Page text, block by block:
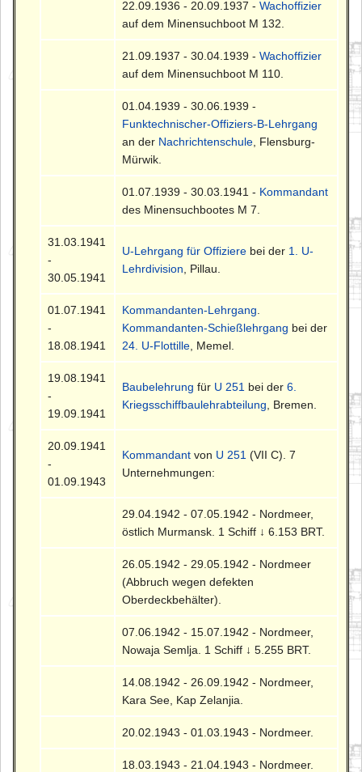
22.09.1936 - 20.09.1937 -Wachoffizier
auf dem Minensuchboot M 132.
21.09.1937 - 30.04.1939 -Wachoffizier
auf dem Minensuchboot M 110.
01.04.1939 - 30.06.1939 -
Funktechnischer-Offiziers-B-Lehrgang
an der Nachrichtenschule , Flensburg-
Mürwik.
01.07.1939 - 30.03.1941 - Kommandant
des Minensuchbootes M 7.
31.03.1941
-
30.05.1941
U-Lehrgang für Offiziere bei der 1. U-
Lehrdivision , Pillau.
01.07.1941
-
18.08.1941
Kommandanten-Lehrgang
Kommandanten-Schießlehrgang bei der
24. U-Flottille , Memel.
19.08.1941
-
19.09.1941
Baubelehrung für U 251 bei der6.
Kriegsschiffbaulehrabteilung , Bremen.
20.09.1941
-
01.09.1943
Kommandant von U 251 (VII C). 7
Unternehmungen:
29.04.1942 - 07.05.1942 - Nordmeer,
östlich Murmansk. 1 Schiff ↓ 6.153 BRT.
26.05.1942 - 29.05.1942 - Nordmeer
(Abbruch wegen defekten
Oberdeckbehälter).
07.06.1942 - 15.07.1942 - Nordmeer,
Nowaja Semlja. 1 Schiff ↓ 5.255 BRT.
14.08.1942 - 26.09.1942 - Nordmeer,
Kara See, Kap Zelanjia.
20.02.1943 - 01.03.1943 - Nordmeer.
18.03.1943 - 21.04.1943 - Nordmeer.